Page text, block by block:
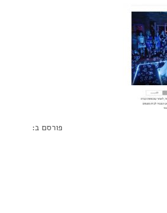
פורסם ב: